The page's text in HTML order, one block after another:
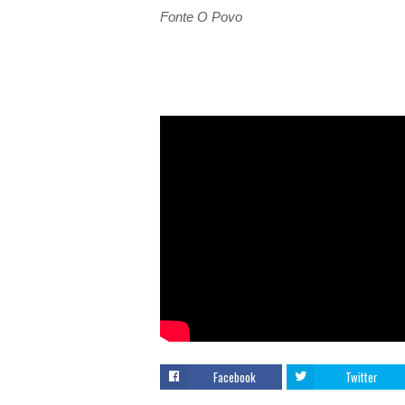
Fonte O Povo
Facebook Twitter